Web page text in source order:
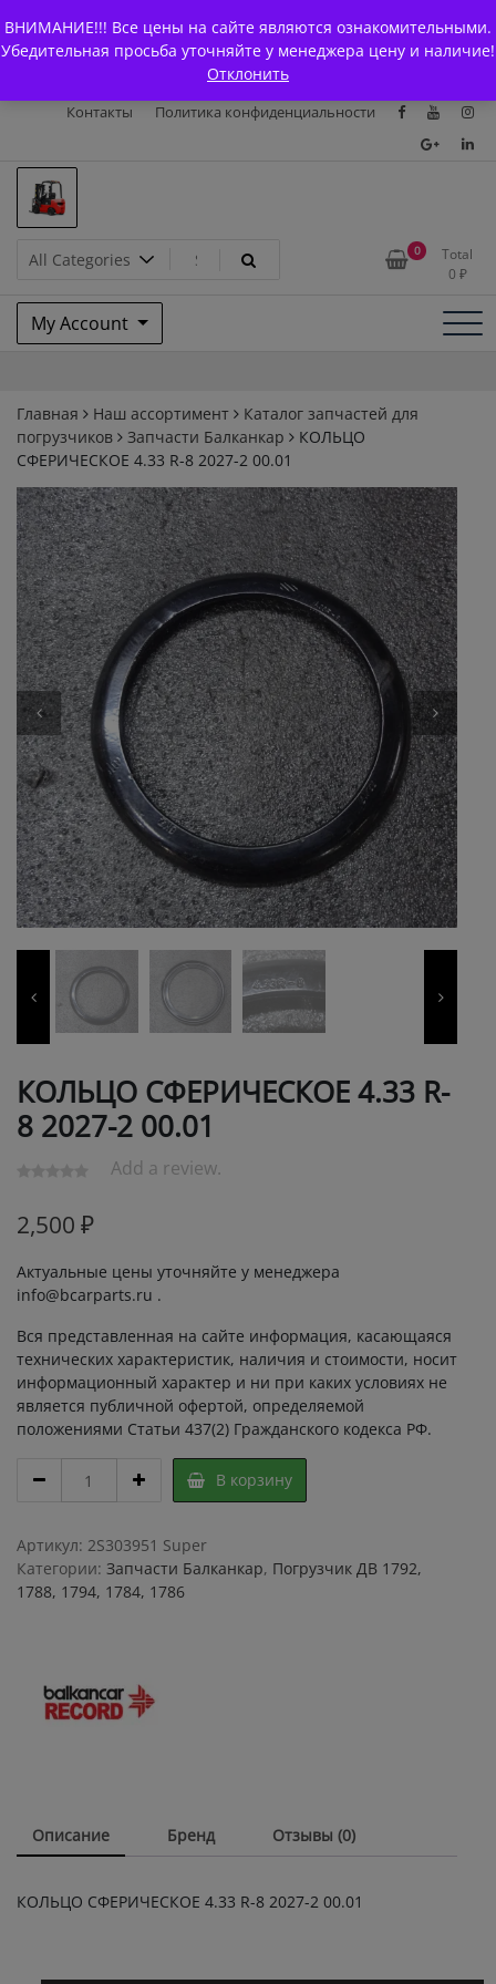
ВНИМАНИЕ!!! Все цены на сайте являются ознакомительными.
Убедительная просьба уточняйте у менеджера цену и наличие!
Отклонить
to
content
Главная
Магазин О Компании
Каталоги
Доставка и оплата
Контакты
Политика конфиденциальности
Запчасти для вилочых
погрузчиков и
электротележек Balkancar
0
Total
0 ₽
My Account
Главная Наш ассортимент
Каталог запчастей для
погрузчиков
Запчасти Балканкар
КОЛЬЦО
СФЕРИЧЕСКОЕ 4.33 R-8 2027-2 00.01
КОЛЬЦО СФЕРИЧЕСКОЕ 4.33 R-
8 2027-2 00.01
Add a review.
2,500 ₽
Актуальные цены уточняйте у менеджера
info@bcarparts.ru .
Вся представленная на сайте информация, касающаяся
технических характеристик, наличия и стоимости, носит
информационный характер и ни при каких условиях не
является публичной офертой, определяемой
положениями Статьи 437(2) Гражданского кодекса РФ.
СФЕРИЧЕСКОЕ
R-
8
2027-
В корзину
Артикул: 2S303951 Super
Категории: Запчасти Балканкар, Погрузчик ДВ 1792,
1788, 1794, 1784, 1786
Описание Бренд Отзывы (0)
КОЛЬЦО СФЕРИЧЕСКОЕ 4.33 R-8 2027-2 00.01